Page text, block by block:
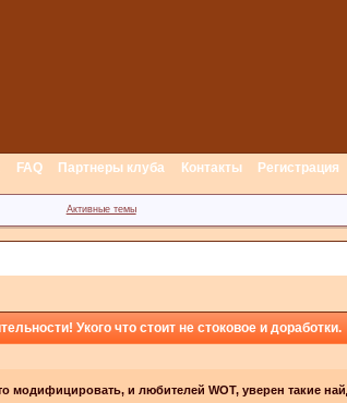
FAQ Партнеры клуба Контакты Регистрация
Активные темы
Укого что стоит не стоковое и доработки.
модифицировать, и любителей WOT, уверен такие